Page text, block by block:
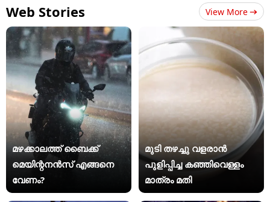
Web Stories View More
മഴക്കാലത്ത് ബൈക്ക്
മെയിന്റനൻസ് എങ്ങനെ
വേണം?
മുടി തഴച്ചു വളരാൻ
പുളിപ്പിച്ച കഞ്ഞിവെള്ളം
മാത്രം മതി